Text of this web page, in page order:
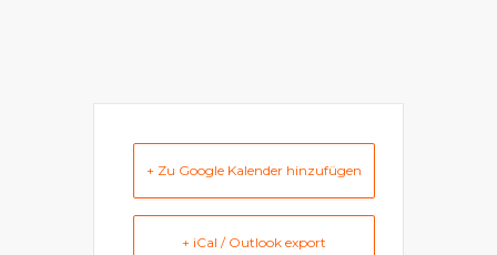
+ Zu Google Kalender hinzufügen
+ iCal / Outlook export